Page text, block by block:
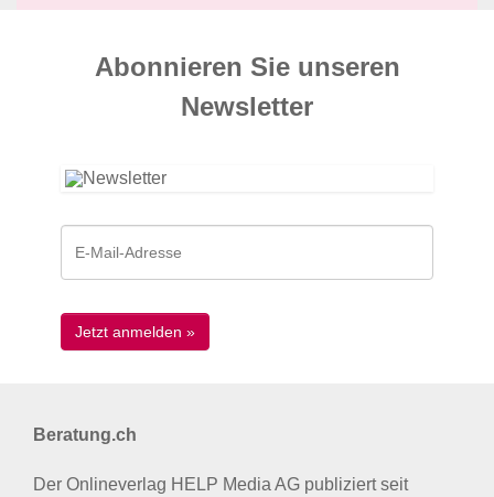
Abonnieren Sie unseren
News­letter
Beratung.ch
Der Onlineverlag HELP Media AG publiziert seit